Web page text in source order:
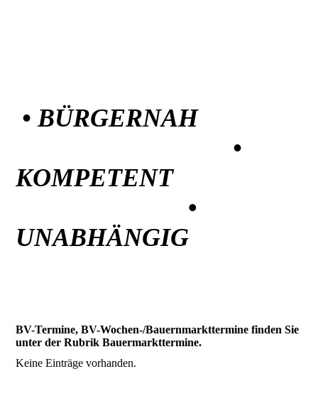
• BÜRGERNAH
•
KOMPETENT
•
UNABHÄNGIG
BV-Termine, BV-Wochen-/Bauernmarkttermine finden Sie
unter der Rubrik Bauermarkttermine.
Keine Einträge vorhanden.